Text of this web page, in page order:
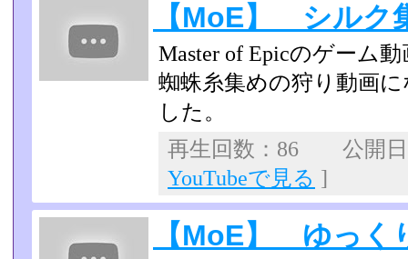
【MoE】 シルク
Master of Epicのゲーム
蜘蛛糸集めの狩り動画
した。
再生回数：86 公開
YouTubeで見る ]
【MoE】 ゆっ